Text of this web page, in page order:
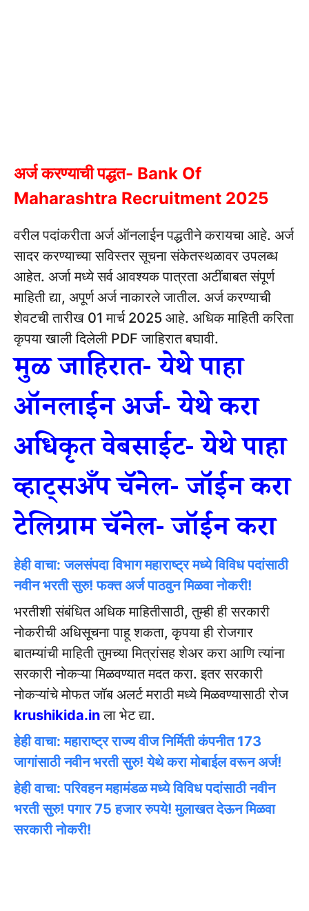
अर्ज करण्याची पद्धत- Bank Of
Maharashtra Recruitment 2025
वरील पदांकरीता अर्ज ऑनलाईन पद्धतीने करायचा आहे. अर्ज
सादर करण्याच्या सविस्तर सूचना संकेतस्थळावर उपलब्ध
आहेत. अर्जा मध्ये सर्व आवश्यक पात्रता अटींबाबत संपूर्ण
माहिती द्या, अपूर्ण अर्ज नाकारले जातील. अर्ज करण्याची
शेवटची तारीख 01 मार्च 2025 आहे. अधिक माहिती करिता
कृपया खाली दिलेली PDF जाहिरात बघावी.
मुळ जाहिरात- येथे पाहा
ऑनलाईन अर्ज- येथे करा
अधिकृत वेबसाईट- येथे पाहा
व्हाट्सअँप चॅनेल- जॉईन करा
टेलिग्राम चॅनेल- जॉईन करा
हेही वाचा: जलसंपदा विभाग महाराष्ट्र मध्ये विविध पदांसाठी
नवीन भरती सुरु! फक्त अर्ज पाठवुन मिळवा नोकरी!
भरतीशी संबंधित अधिक माहितीसाठी, तुम्ही ही सरकारी
नोकरीची अधिसूचना पाहू शकता, कृपया ही रोजगार
बातम्यांची माहिती तुमच्या मित्रांसह शेअर करा आणि त्यांना
सरकारी नोकऱ्या मिळवण्यात मदत करा. इतर सरकारी
नोकऱ्यांचे मोफत जॉब अलर्ट मराठी मध्ये मिळवण्यासाठी रोज
krushikida.inला भेट द्या.
हेही वाचा: महाराष्ट्र राज्य वीज निर्मिती कंपनीत 173
जागांसाठी नवीन भरती सुरु! येथे करा मोबाईल वरून अर्ज!
हेही वाचा: परिवहन महामंडळ मध्ये विविध पदांसाठी नवीन
भरती सुरु! पगार 75 हजार रुपये! मुलाखत देऊन मिळवा
सरकारी नोकरी!